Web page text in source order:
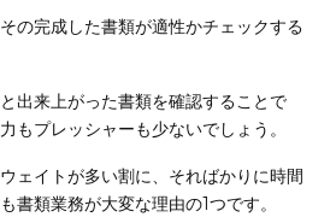
の完成した書類が適性かチェックする
出来上がった書類を確認することで
もプレッシャーも少ないでしょう。
ェイトが多い割に、そればかりに時間
書類業務が大変な理由の1つです。